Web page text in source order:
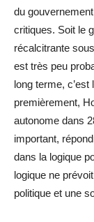
du
critiques. Soit le
récalcitrante
est très peu
long terme,
premièrement,
autonome dans
important,
dans la logique
logique ne
politique et une